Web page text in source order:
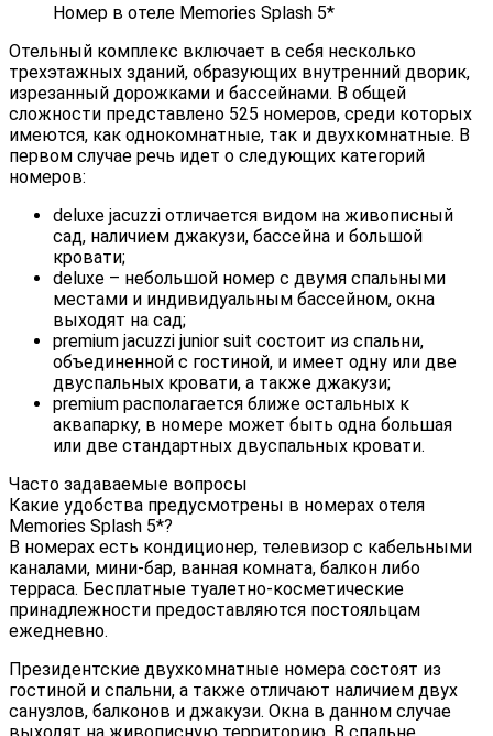
Номер в отеле Memories Splash 5*
Отельный комплекс включает в себя несколько
трехэтажных зданий, образующих внутренний дворик,
изрезанный дорожками и бассейнами. В общей
сложности представлено 525 номеров, среди которых
имеются, как однокомнатные, так и двухкомнатные. В
первом случае речь идет о следующих категорий
номеров:
deluxe jacuzzi отличается видом на живописный
сад, наличием джакузи, бассейна и большой
кровати;
deluxe – небольшой номер с двумя спальными
местами и индивидуальным бассейном, окна
выходят на сад;
premium jacuzzi junior suit состоит из спальни,
объединенной с гостиной, и имеет одну или две
двуспальных кровати, а также джакузи;
premium располагается ближе остальных к
аквапарку, в номере может быть одна большая
или две стандартных двуспальных кровати.
Часто задаваемые вопросы
Какие удобства предусмотрены в номерах отеля
Memories Splash 5*?
В номерах есть кондиционер, телевизор с кабельными
каналами, мини-бар, ванная комната, балкон либо
терраса. Бесплатные туалетно-косметические
принадлежности предоставляются постояльцам
ежедневно.
Президентские двухкомнатные номера состоят из
гостиной и спальни, а также отличают наличием двух
санузлов, балконов и джакузи. Окна в данном случае
выходят на живописную территорию. В спальне